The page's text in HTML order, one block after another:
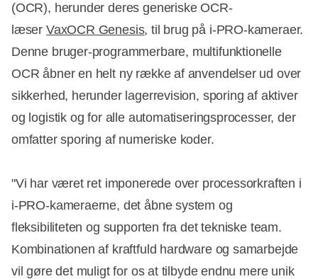
(OCR), herunder deres generiske OCR-
læser VaxOCR Genesis, til brug på i-PRO-kameraer.
Denne bruger-programmerbare, multifunktionelle
OCR åbner en helt ny række af anvendelser ud over
sikkerhed, herunder lagerrevision, sporing af aktiver
og logistik og for alle automatiseringsprocesser, der
omfatter sporing af numeriske koder.
"Vi har været ret imponerede over processorkraften i
i-PRO-kameraerne, det åbne system og
fleksibiliteten og supporten fra det tekniske team.
Kombinationen af kraftfuld hardware og samarbejde
vil gøre det muligt for os at tilbyde endnu mere unik